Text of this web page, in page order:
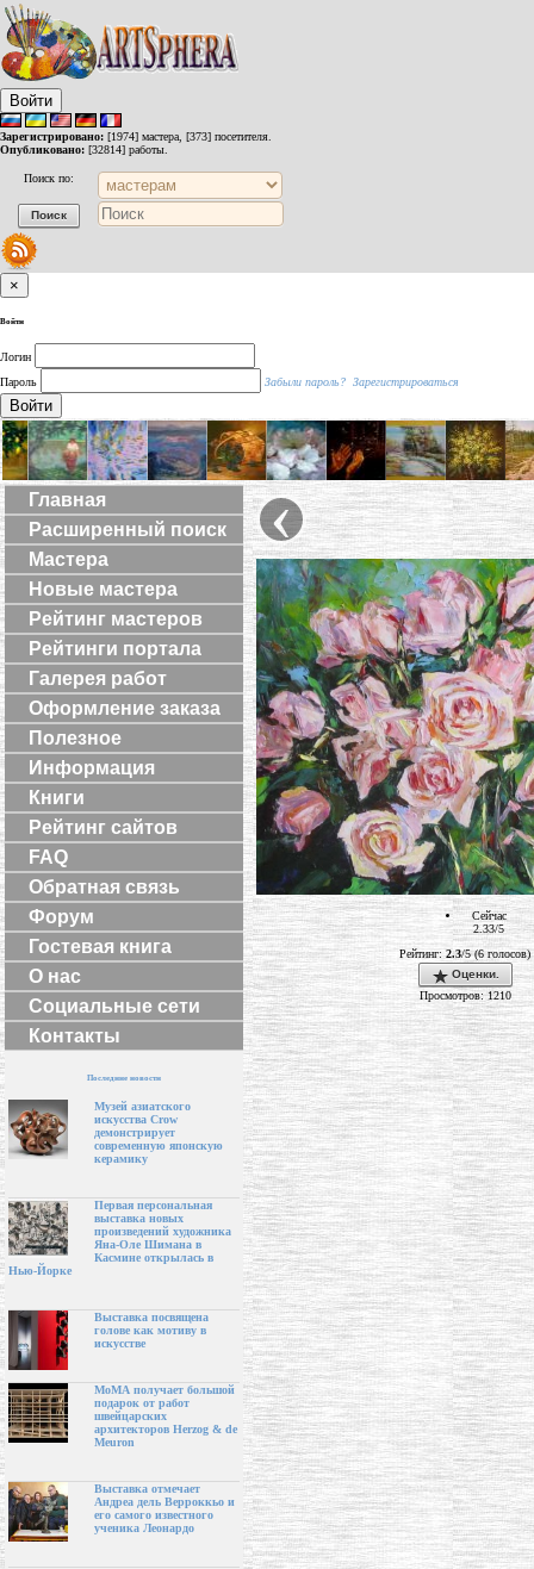
Войти
Зарегистрировано: [1974] мастера, [373] посетителя.
Опубликовано: [32814] работы.
Поиск по:
×
Войти
Логин
Пароль
Забыли пароль? Зарегистрироваться
Войти
Главная
Расширенный поиск
Мастера
Новые мастера
Рейтинг мастеров
Рейтинги портала
Галерея работ
Оформление заказа
Полезное
Информация
Книги
Рейтинг сайтов
FAQ
Обратная связь
Форум
Гостевая книга
О нас
Социальные сети
Контакты
Последние новости
Музей азиатского
искусства Crow
демонстрирует
современную японскую
керамику
Первая персональная
выставка новых
произведений художника
Яна-Оле Шимана в
Касмине открылась в
Нью-Йорке
Выставка посвящена
голове как мотиву в
искусстве
МоМА получает большой
подарок от работ
швейцарских
архитекторов Herzog & de
Meuron
Выставка отмечает
Андреа дель Верроккьо и
его самого известного
ученика Леонардо
‹
Сейчас
2.33/5
Рейтинг:2.3/5 (6 голосов)
Оценки.
Просмотров: 1210